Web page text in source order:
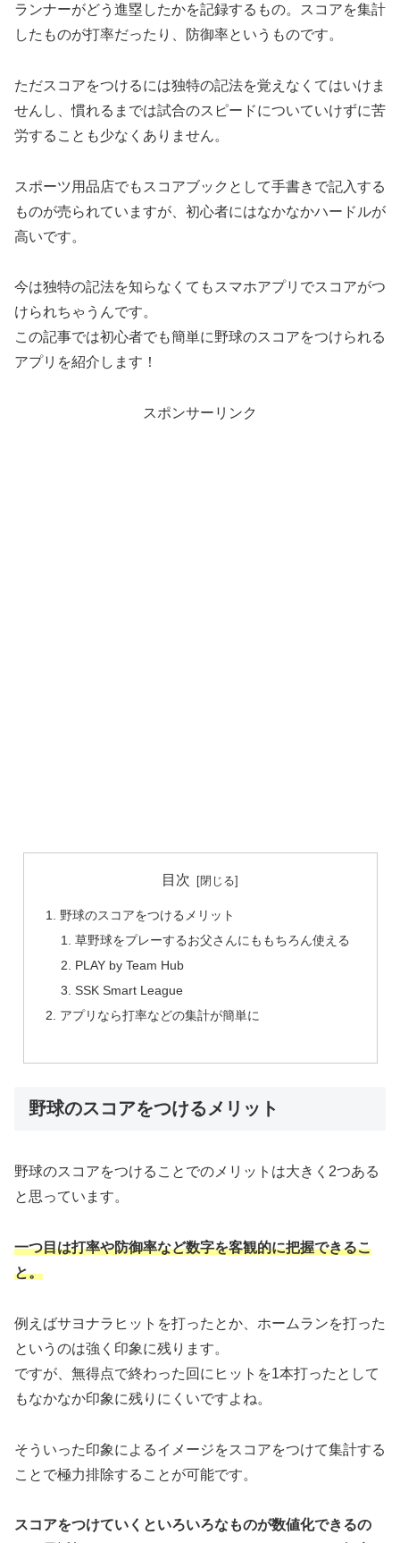
ランナーがどう進塁したかを記録するもの。スコアを集計
したものが打率だったり、防御率というものです。
ただスコアをつけるには独特の記法を覚えなくてはいけま
せんし、慣れるまでは試合のスピードについていけずに苦
労することも少なくありません。
スポーツ用品店でもスコアブックとして手書きで記入する
ものが売られていますが、初心者にはなかなかハードルが
高いです。
今は独特の記法を知らなくてもスマホアプリでスコアがつ
けられちゃうんです。
この記事では初心者でも簡単に野球のスコアをつけられる
アプリを紹介します！
スポンサーリンク
目次
野球のスコアをつけるメリット
草野球をプレーするお父さんにももちろん使える
PLAY by Team Hub
SSK Smart League
アプリなら打率などの集計が簡単に
野球のスコアをつけるメリット
野球のスコアをつけることでのメリットは大きく2つある
と思っています。
一つ目は打率や防御率など数字を客観的に把握できるこ
と。
例えばサヨナラヒットを打ったとか、ホームランを打った
というのは強く印象に残ります。
ですが、無得点で終わった回にヒットを1本打ったとして
もなかなか印象に残りにくいですよね。
そういった印象によるイメージをスコアをつけて集計する
ことで極力排除することが可能です。
スコアをつけていくといろいろなものが数値化できるの